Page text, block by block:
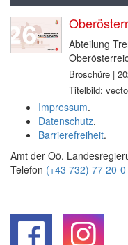
Abteilung
Broschüre |
Titelbild:
Impressum.
Datenschutz.
Barrierefreiheit.
Amt der Oö.
Telefon (+43 732) 77 20-0